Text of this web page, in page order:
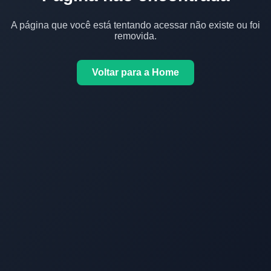
A página que você está tentando acessar não existe ou foi
removida.
Voltar para a Home